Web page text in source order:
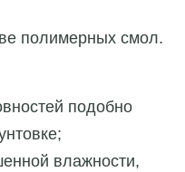
полимерных смол.
подобно
влажности,